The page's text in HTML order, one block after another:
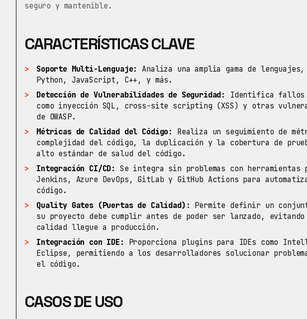
seguro y mantenible.
CARACTERÍSTICAS CLAVE
Soporte Multi-Lenguaje: Analiza una amplia gama de
Python, JavaScript, C++, y más.
Detección de Vulnerabilidades de Seguridad:
Identifica fallos
como inyección SQL, cross-site scripting (XSS) y otras
de OWASP.
Métricas de Calidad del Código:
Realiza un seguimiento de
complejidad del código, la duplicación y la cobertura de
alto estándar de salud del código.
Integración CI/CD: Se integra sin problemas con herramientas
Jenkins, Azure DevOps, GitLab y GitHub Actions para
código.
Quality Gates (Puertas de Calidad): Permite definir un
su proyecto debe cumplir antes de poder ser lanzado,
calidad llegue a producción.
Integración con IDE:
Proporciona plugins para IDEs como
Eclipse, permitiendo a los desarrolladores solucionar
el código.
CASOS DE USO